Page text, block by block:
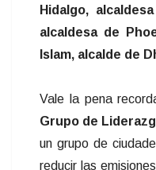
Hidalgo,
alcaldesa de
Islam, alcalde de
Vale la pena
Grupo de
un grupo de
reducir las